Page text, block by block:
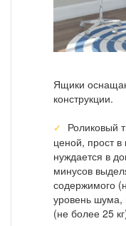
Ящики
конструкции.
Роликовый
ценой, прост
нуждается в
минусов
содержимого
уровень шума,
(не более 25